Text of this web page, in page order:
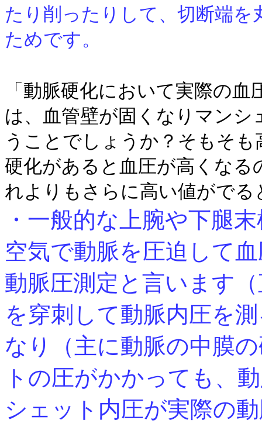
たり削ったりして、切断端を
ためです。
「動脈硬化において実際の
は、血管壁が固 くなりマン
うことでしょうか？そもそも
硬化があると血圧が高くなる
れよりもさらに高い値がで
・一般的な上腕や下腿
空気で動脈を圧迫して
動脈圧測定と言います
を穿刺して動脈内圧を
なり（主に動脈の中膜
トの圧がかかっても、
シェット内圧が実際の